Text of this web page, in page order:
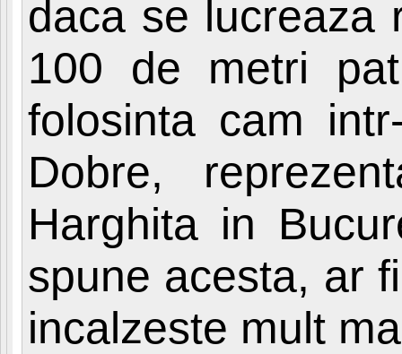
daca se lucreaza
100 de metri
folosinta cam
Dobre,
Harghita in
spune acesta, ar
incalzeste mult